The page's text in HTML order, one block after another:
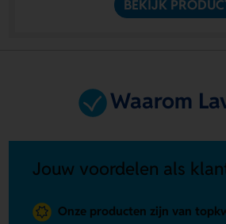
BEKIJK
Waarom
Jouw voordelen als
Onze producten zijn van